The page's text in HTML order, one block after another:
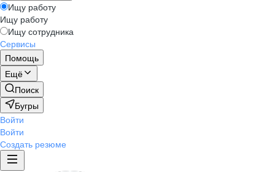
Ищу работу
Ищу работу
Ищу сотрудника
Сервисы
Помощь
Ещё
Поиск
Бугры
Войти
Войти
Создать резюме